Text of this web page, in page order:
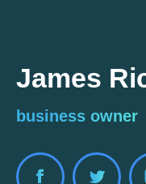
James
business owner